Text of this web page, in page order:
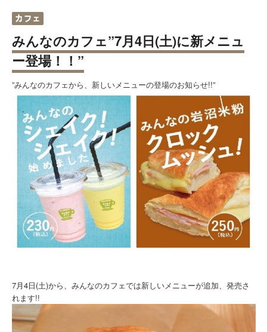
みんなのカフェ”7月4日(土)に新メニュ
ー登場！！”
”みんなのカフェから、新しいメニューの登場のお知らせ!!”
7月4日(土)から、みんなのカフェでは新しいメニューが追加、発売さ
れます!!